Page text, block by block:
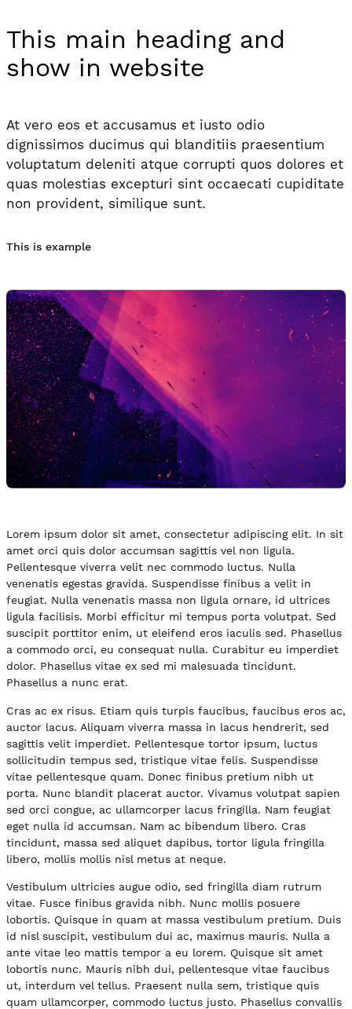
This main heading and
show in website
At vero eos et accusamus et iusto odio
dignissimos ducimus qui blanditiis praesentium
voluptatum deleniti atque corrupti quos dolores et
quas molestias excepturi sint occaecati cupiditate
non provident, similique sunt.
This is example
Lorem ipsum dolor sit amet, consectetur adipiscing elit. In sit
amet orci quis dolor accumsan sagittis vel non ligula.
Pellentesque viverra velit nec commodo luctus. Nulla
venenatis egestas gravida. Suspendisse finibus a velit in
feugiat. Nulla venenatis massa non ligula ornare, id ultrices
ligula facilisis. Morbi efficitur mi tempus porta volutpat. Sed
suscipit porttitor enim, ut eleifend eros iaculis sed. Phasellus
a commodo orci, eu consequat nulla. Curabitur eu imperdiet
dolor. Phasellus vitae ex sed mi malesuada tincidunt.
Phasellus a nunc erat.
Cras ac ex risus. Etiam quis turpis faucibus, faucibus eros ac,
auctor lacus. Aliquam viverra massa in lacus hendrerit, sed
sagittis velit imperdiet. Pellentesque tortor ipsum, luctus
sollicitudin tempus sed, tristique vitae felis. Suspendisse
vitae pellentesque quam. Donec finibus pretium nibh ut
porta. Nunc blandit placerat auctor. Vivamus volutpat sapien
sed orci congue, ac ullamcorper lacus fringilla. Nam feugiat
eget nulla id accumsan. Nam ac bibendum libero. Cras
tincidunt, massa sed aliquet dapibus, tortor ligula fringilla
libero, mollis mollis nisl metus at neque.
Vestibulum ultricies augue odio, sed fringilla diam rutrum
vitae. Fusce finibus gravida nibh. Nunc mollis posuere
lobortis. Quisque in quam at massa vestibulum pretium. Duis
id nisl suscipit, vestibulum dui ac, maximus mauris. Nulla a
ante vitae leo mattis tempor a eu lorem. Quisque sit amet
lobortis nunc. Mauris nibh dui, pellentesque vitae faucibus
ut, interdum vel tellus. Praesent nulla sem, tristique quis
quam ullamcorper, commodo luctus justo. Phasellus convallis